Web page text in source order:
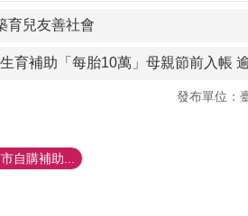
育兒友善社會
育補助「每胎10萬」母親節前入帳
發布單位：
自購補助...